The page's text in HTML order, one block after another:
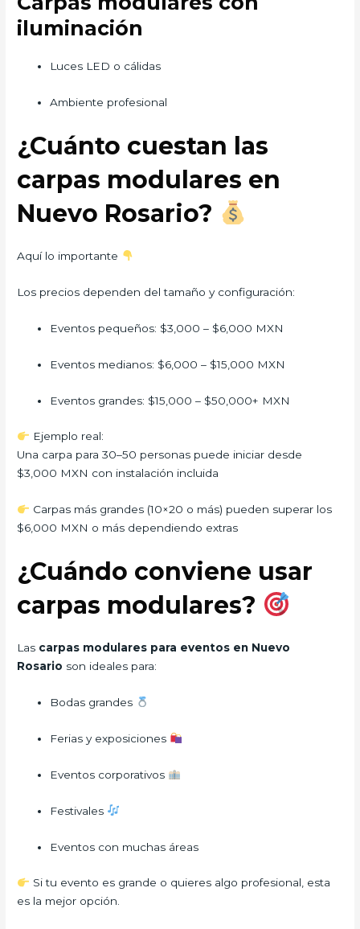
iluminación
Luces LED o cálidas
Ambiente profesional
¿Cuánto cuestan las
carpas modulares en
Nuevo Rosario?
Aquí lo importante
Los precios dependen del tamaño y configuración:
Eventos pequeños: $3,000 – $6,000 MXN
Eventos medianos: $6,000 – $15,000 MXN
Eventos grandes: $15,000 – $50,000+ MXN
Ejemplo real:
Una carpa para 30–50 personas puede iniciar desde
$3,000 MXN con instalación incluida
Carpas más grandes (10×20 o más) pueden superar los
$6,000 MXN o más dependiendo extras
¿Cuándo conviene usar
carpas modulares?
Las carpas modulares para eventos en Nuevo
Rosario son ideales para:
Bodas grandes
Ferias y exposiciones
Eventos corporativos
Festivales
Eventos con muchas áreas
Si tu evento es grande o quieres algo profesional, esta
es la mejor opción.